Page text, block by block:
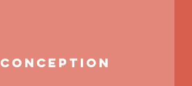
CONCEPTION